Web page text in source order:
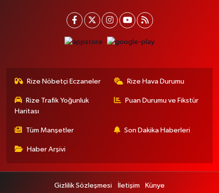
Rize Nöbetçi Eczaneler Rize Hava Durumu
Rize Trafik Yoğunluk
Haritası
Puan Durumu ve Fikstür
Tüm Manşetler Son Dakika Haberleri
Haber Arşivi
Gizlilik Sözleşmesi İletişim Künye